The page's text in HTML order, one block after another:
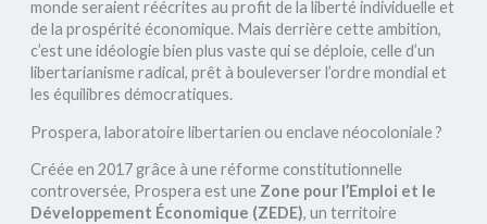
monde seraient réécrites au profit de la liberté individuelle et
de la prospérité économique. Mais derrière cette ambition,
c’est une idéologie bien plus vaste qui se déploie, celle d’un
libertarianisme radical, prêt à bouleverser l’ordre mondial et
les équilibres démocratiques.
Prospera, laboratoire libertarien ou enclave néocoloniale ?
Créée en 2017 grâce à une réforme constitutionnelle
controversée, Prospera est une Zone pour l’Emploi et le
Développement Économique (ZEDE), un territoire